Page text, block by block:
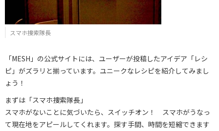
スマホ捜索隊長
「MESH」の公式サイトには、ユーザーが投稿したアイデア「レシ
ピ」がズラリと揃っています。ユニークなレシピを紹介してみまし
ょう！
まずは「スマホ捜索隊長」
スマホがないことに気づいたら、スイッチオン！ スマホがうなっ
て現在地をアピールしてくれます。探す手間、時間を短縮できます